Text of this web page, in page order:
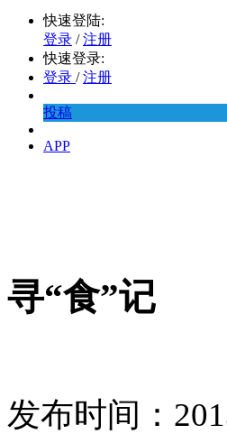
快速登陆:
登录 / 注册
快速登录:
登录 / 注册
投稿
APP
寻“食”记
发布时间：